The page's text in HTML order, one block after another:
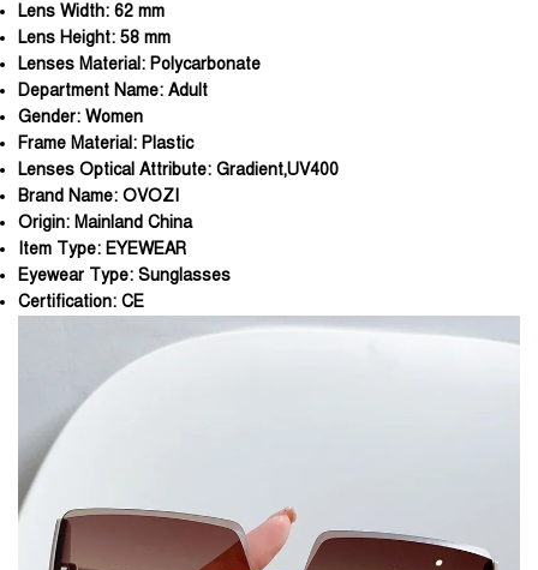
Lens Width: 62 mm
Lens Height: 58 mm
Lenses Material: Polycarbonate
Department Name: Adult
Gender: Women
Frame Material: Plastic
Lenses Optical Attribute: Gradient,UV400
Brand Name: OVOZI
Origin: Mainland China
Item Type: EYEWEAR
Eyewear Type: Sunglasses
Certification: CE